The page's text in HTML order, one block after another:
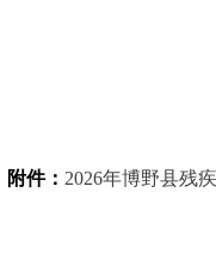
附件： 2026年博野县残